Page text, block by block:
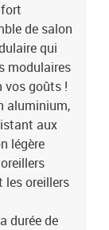
de salon
qui
modulaires
vos goûts !
aluminium,
aux
légère
les oreillers
durée de